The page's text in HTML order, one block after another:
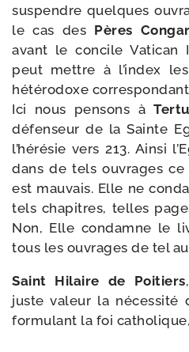
sus­pendre quelques
le cas des Pères
avant le concile Vatican
peut mettre à l’in­dex
hété­ro­doxe
Ici nous pen­sons à
défen­seur de la Sainte
l’hé­ré­sie vers 213. Ainsi
dans de tels ouvrages
est mau­vais. Elle ne
tels cha­pitres, telles
Non, Elle condamne le
tous les ouvrages de tel
Saint Hilaire de Poitiers
juste valeur la
for­mu­lant la foi